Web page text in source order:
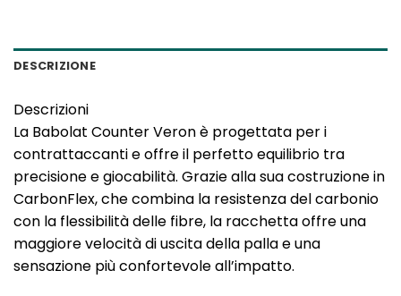
DESCRIZIONE
Descrizioni
La Babolat Counter Veron è progettata per i
contrattaccanti e offre il perfetto equilibrio tra
precisione e giocabilità. Grazie alla sua costruzione in
CarbonFlex, che combina la resistenza del carbonio
con la flessibilità delle fibre, la racchetta offre una
maggiore velocità di uscita della palla e una
sensazione più confortevole all’impatto.